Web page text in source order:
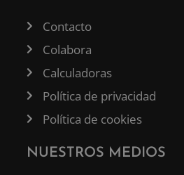
Contacto
Colabora
Calculadoras
Política de privacidad
Política de cookies
NUESTROS MEDIOS